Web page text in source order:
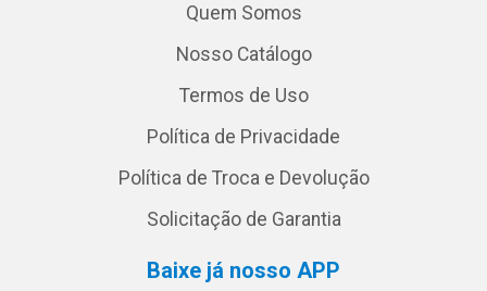
Quem Somos
Nosso Catálogo
Termos de Uso
Política de Privacidade
Política de Troca e Devolução
Solicitação de Garantia
Baixe já nosso APP